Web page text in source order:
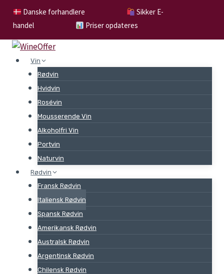
Danske forhandlere
Sikker E-
handel
Priser opdateres
Vin
Rødvin
Hvidvin
Rosévin
Mousserende Vin
Alkoholfri Vin
Portvin
Naturvin
Rødvin
Fransk Rødvin
Italiensk Rødvin
Spansk Rødvin
Amerikansk Rødvin
Australsk Rødvin
Argentinsk Rødvin
Chilensk Rødvin